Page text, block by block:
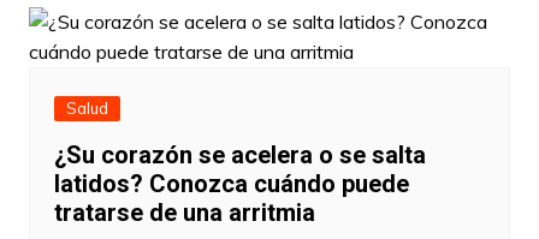
Salud
¿Su corazón se acelera o se salta
latidos? Conozca cuándo puede
tratarse de una arritmia